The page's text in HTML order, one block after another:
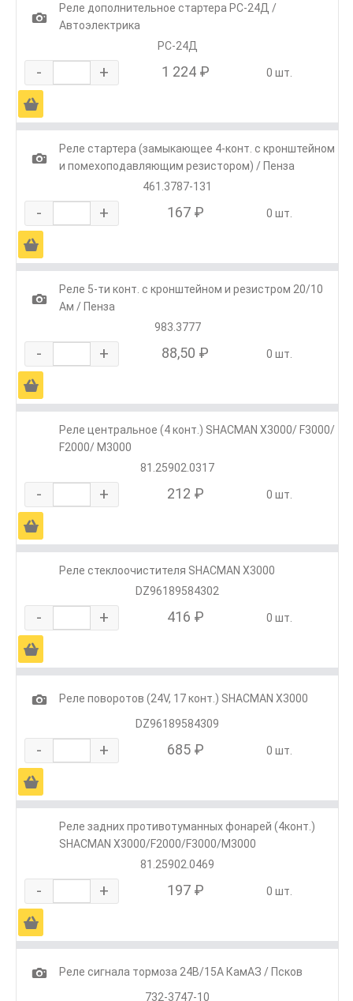
1
Реле дополнительное стартера РС-24Д /
Автоэлектрика
РС-24Д
- + 1 224 ₽ 0 шт.
Ä
1
Реле стартера (замыкающее 4-конт. с кронштейном
и помехоподавляющим резистором) / Пенза
461.3787-131
- + 167 ₽ 0 шт.
Ä
1
Реле 5-ти конт. с кронштейном и резистром 20/10
Ам / Пенза
983.3777
- + 88,50 ₽ 0 шт.
Ä
Реле центральное (4 конт.) SHACMAN X3000/ F3000/
F2000/ M3000
81.25902.0317
- + 212 ₽ 0 шт.
Ä
Реле стеклоочистителя SHACMAN X3000
DZ96189584302
- + 416 ₽ 0 шт.
Ä
1
Реле поворотов (24V, 17 конт.) SHACMAN X3000
DZ96189584309
- + 685 ₽ 0 шт.
Ä
Реле задних противотуманных фонарей (4конт.)
SHACMAN X3000/F2000/F3000/M3000
81.25902.0469
- + 197 ₽ 0 шт.
Ä
1
Реле сигнала тормоза 24В/15А КамАЗ / Псков
732-3747-10